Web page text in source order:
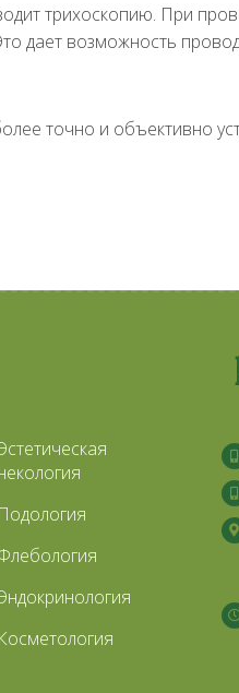
трихоскопию. При
дает возможность
точно и объективно
Подология
Косметология